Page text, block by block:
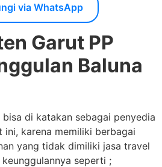
via WhatsApp
Garut PP
Baluna
bisa di katakan sebagai penyedia
ini, karena memiliki berbagai
yang tidak dimiliki jasa travel
seperti ;